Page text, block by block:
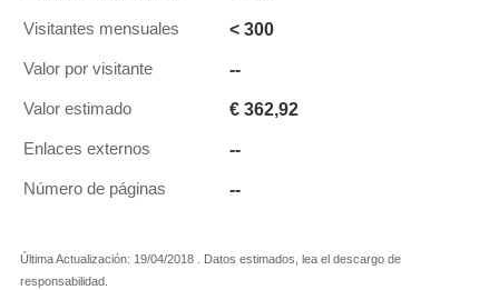
Visitantes mensuales < 300
Valor por visitante --
Valor estimado € 362,92
Enlaces externos --
Número de páginas --
Última Actualización: 19/04/2018 . Datos estimados, lea el descargo de
responsabilidad.